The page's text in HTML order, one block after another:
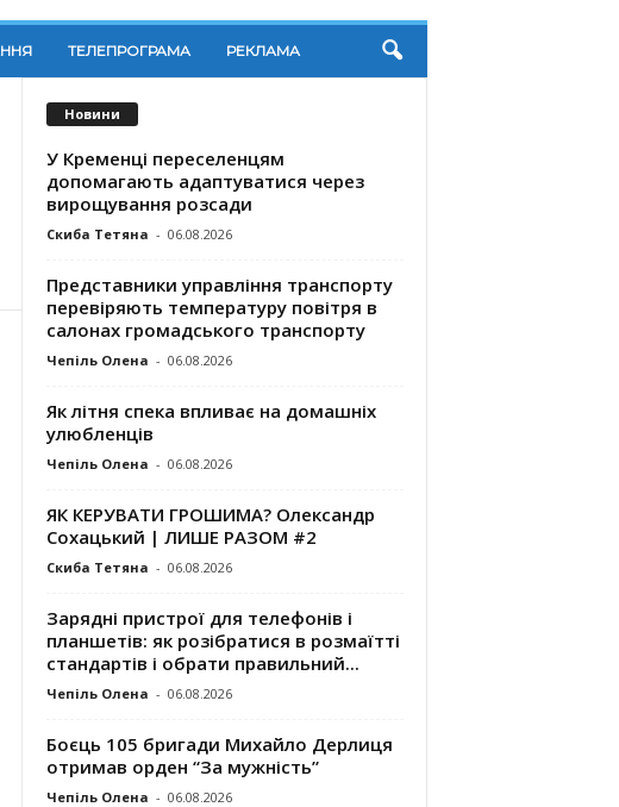
ТЕЛЕПРОГРАМА РЕКЛАМА
Новини
У Кременці переселенцям
допомагають адаптуватися через
вирощування розсади
Скиба Тетяна - 06.08.2026
Представники управління транспорту
перевіряють температуру повітря в
салонах громадського транспорту
Чепіль Олена - 06.08.2026
Як літня спека впливає на домашніх
улюбленців
Чепіль Олена - 06.08.2026
ЯК КЕРУВАТИ ГРОШИМА? Олександр
Сохацький | ЛИШЕ РАЗОМ #2
Скиба Тетяна - 06.08.2026
Зарядні пристрої для телефонів і
планшетів: як розібратися в розмаїтті
стандартів і обрати правильний...
Чепіль Олена - 06.08.2026
Боєць 105 бригади Михайло Дерлиця
отримав орден “За мужність”
Чепіль Олена - 06.08.2026